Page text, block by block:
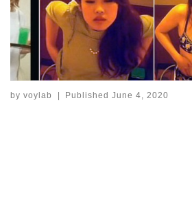
by voylab PublishedJune 4, 2020